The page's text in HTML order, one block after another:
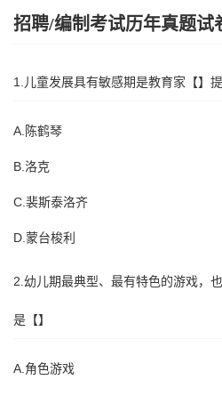
招聘/编制考试历年真题试
1.儿童发展具有敏感期是教育家【】提
A.陈鹤琴
B.洛克
C.裴斯泰洛齐
D.蒙台梭利
2.幼儿期最典型、最有特色的游戏，
是【】
A.角色游戏